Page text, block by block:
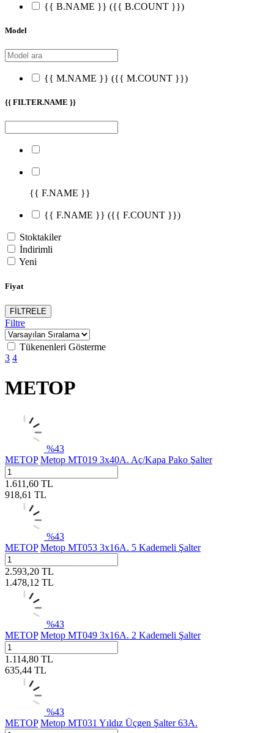
{{ B.NAME }} ({{ B.COUNT }})
Model
{{ M.NAME }} ({{ M.COUNT }})
{{ FILTER.NAME }}
{{ F.NAME }}
{{ F.NAME }} ({{ F.COUNT }})
Stoktakiler
İndirimli
Yeni
Fiyat
FİLTRELE
Filtre
Tükenenleri Gösterme
3 4
METOP
%43
METOP Metop MT019 3x40A. Aç/Kapa Pako Şalter
1.611,60 TL
918,61 TL
%43
METOP Metop MT053 3x16A. 5 Kademeli Şalter
2.593,20 TL
1.478,12 TL
%43
METOP Metop MT049 3x16A. 2 Kademeli Şalter
1.114,80 TL
635,44 TL
%43
METOP Metop MT031 Yıldız Üçgen Şalter 63A.